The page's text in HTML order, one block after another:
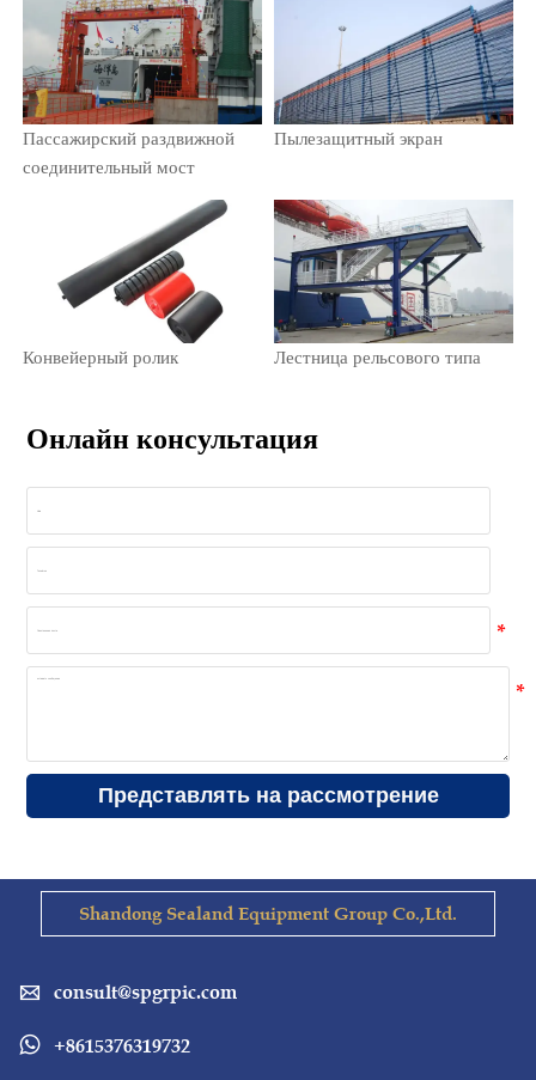
Пассажирский раздвижной
соединительный мост
Пылезащитный экран
Конвейерный ролик Лестница рельсового типа
Онлайн консультация
Представлять на рассмотрение
Shandong Sealand Equipment Group Co.,Ltd.
 consult@spgrpic.com
 +8615376319732